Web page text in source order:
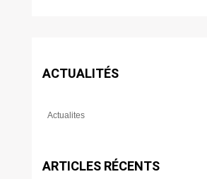
ACTUALITÉS
Actualites
ARTICLES RÉCENTS